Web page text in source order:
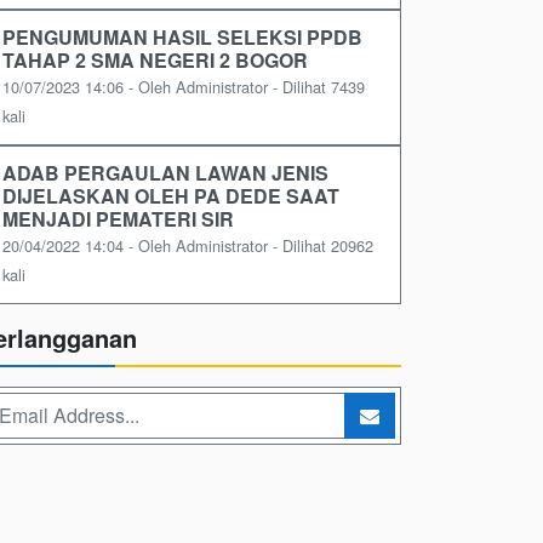
PENGUMUMAN HASIL SELEKSI PPDB
TAHAP 2 SMA NEGERI 2 BOGOR
10/07/2023 14:06 - Oleh Administrator - Dilihat 7439
kali
ADAB PERGAULAN LAWAN JENIS
DIJELASKAN OLEH PA DEDE SAAT
MENJADI PEMATERI SIR
20/04/2022 14:04 - Oleh Administrator - Dilihat 20962
kali